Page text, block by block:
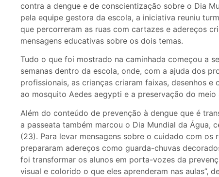
contra a dengue e de conscientização sobre o Dia
pela equipe gestora da escola, a iniciativa reuniu
que percorreram as ruas com cartazes e adereços
mensagens educativas sobre os dois temas.
Tudo o que foi mostrado na caminhada começou a
semanas dentro da escola, onde, com a ajuda dos
profissionais, as crianças criaram faixas, desenhos
ao mosquito Aedes aegypti e a preservação do meio
Além do conteúdo de prevenção à dengue que é
a passeata também marcou o Dia Mundial da Água,
(23). Para levar mensagens sobre o cuidado com os
prepararam adereços como guarda-chuvas
foi transformar os alunos em porta-vozes da
visual e colorido o que eles aprenderam nas aulas”,